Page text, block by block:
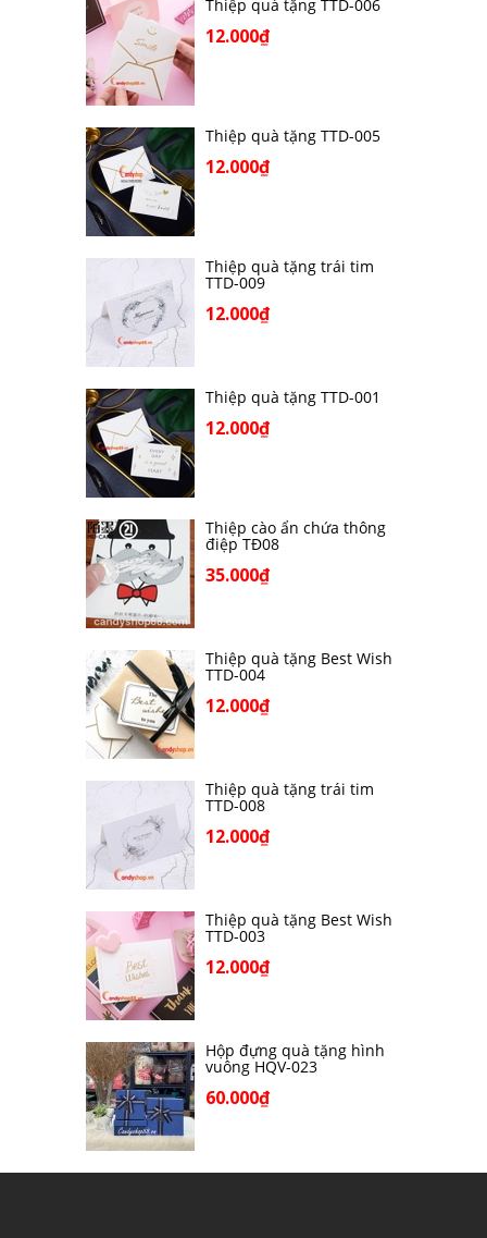
Thiệp quà tặng TTD-006
12.000₫
Thiệp quà tặng TTD-005
12.000₫
Thiệp quà tặng trái tim
TTD-009
12.000₫
Thiệp quà tặng TTD-001
12.000₫
Thiệp cào ẩn chứa thông
điệp TĐ08
35.000₫
Thiệp quà tặng Best Wish
TTD-004
12.000₫
Thiệp quà tặng trái tim
TTD-008
12.000₫
Thiệp quà tặng Best Wish
TTD-003
12.000₫
Hộp đựng quà tặng hình
vuông HQV-023
60.000₫